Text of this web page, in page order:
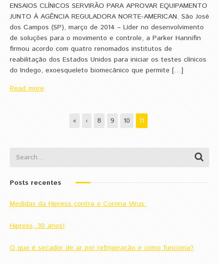
ENSAIOS CLÍNICOS SERVIRÃO PARA APROVAR EQUIPAMENTO
JUNTO À AGÊNCIA REGULADORA NORTE-AMERICAN. São José
dos Campos (SP), março de 2014 – Líder no desenvolvimento
de soluções para o movimento e controle, a Parker Hannifin
firmou acordo com quatro renomados institutos de
reabilitação dos Estados Unidos para iniciar os testes clínicos
do Indego, exoesqueleto biomecânico que permite […]
Read more
« ‹ 8 9 10 11
Posts recentes
Medidas da Hipress contra o Corona Virus.
Hipress, 30 anos!
O que é secador de ar por refrigeração e como funciona?